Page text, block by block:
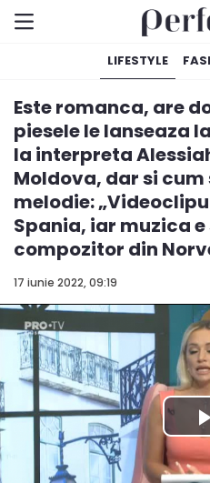
LIFESTYLE
17 iunie 2022, 09:19
Este romanca, are
piesele le lanseaza
la interpreta
Moldova, dar si cum
melodie:
Spania, iar muzica
compozitor din